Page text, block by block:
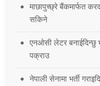
माछापुच्छ्रे बैंकमार्फत
सकिने
एनओसी लेटर बनाईदिन्छु
पक्राउ
नेपाली सेनामा भर्ती